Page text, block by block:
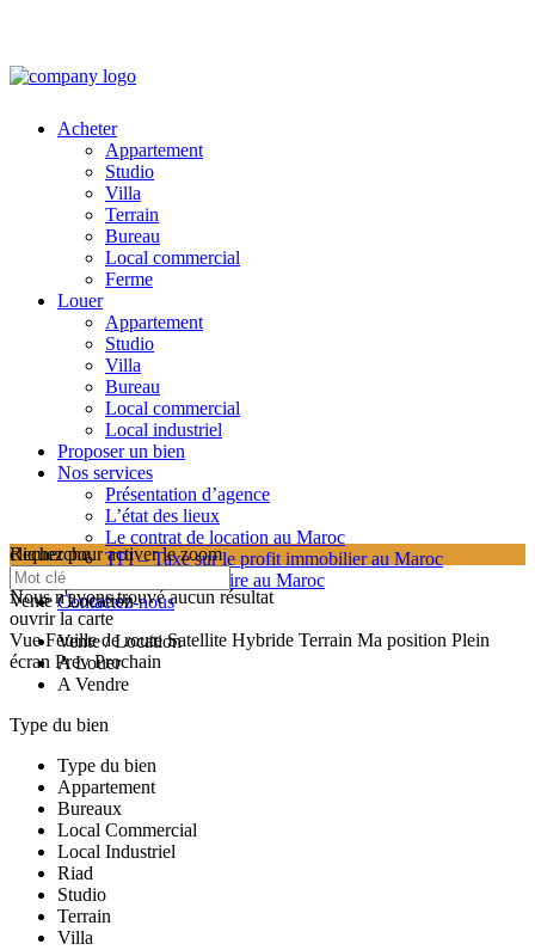
Acheter
Appartement
Studio
Villa
Terrain
Bureau
Local commercial
Ferme
Louer
Appartement
Studio
Villa
Bureau
Local commercial
Local industriel
Proposer un bien
Nos services
Présentation d’agence
L’état des lieux
Le contrat de location au Maroc
TPI – Taxe sur le profit immobilier au Maroc
Les frais de notaire au Maroc
Contactez-nous
cliquez pour activer le zoom
searching...
Nous n'avons trouvé aucun résultat
ouvrir la carte
Vue Feuille de route Satellite Hybride Terrain Ma position Plein
écran Prev Prochain
Recherche
Vente / Location
Vente / Location
A Louer
A Vendre
Type du bien
Type du bien
Appartement
Bureaux
Local Commercial
Local Industriel
Riad
Studio
Terrain
Villa